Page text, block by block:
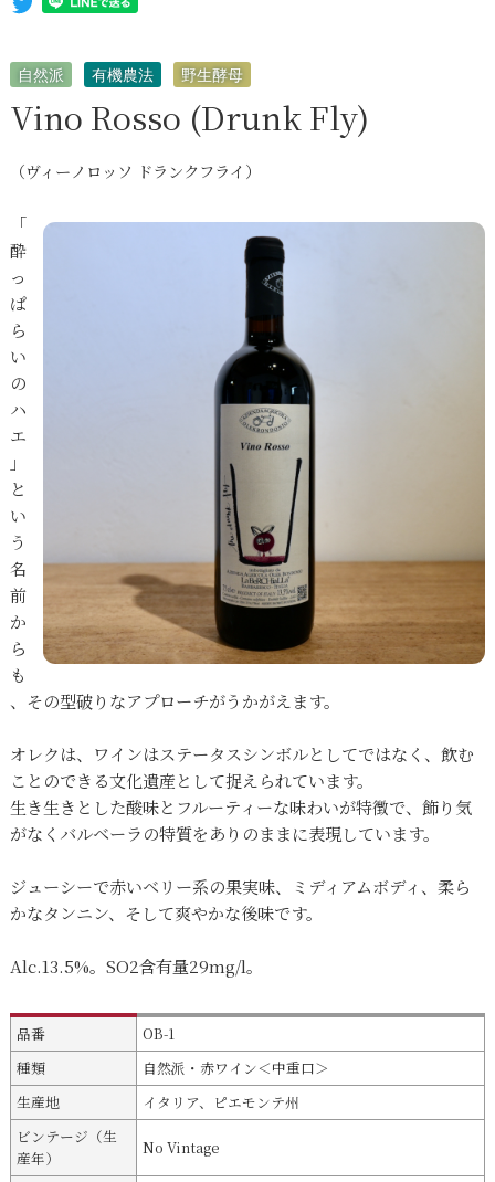
自然派 有機農法 野生酵母
Vino Rosso (Drunk Fly)
（ヴィーノロッソ ドランクフライ）
「
酔
っ
ぱ
ら
い
の
ハ
エ
」
と
い
う
名
前
か
ら
も
、その型破りなアプローチがうかがえます。
オレクは、ワインはステータスシンボルとしてではなく、飲む
ことのできる文化遺産として捉えられています。
生き生きとした酸味とフルーティーな味わいが特徴で、飾り気
がなくバルベーラの特質をありのままに表現しています。
ジューシーで赤いベリー系の果実味、ミディアムボディ、柔ら
かなタンニン、そして爽やかな後味です。
Alc.13.5%。SO2含有量29mg/l。
品番
OB-1
種類
自然派・赤ワイン＜中重口＞
生産地
イタリア、ピエモンテ州
ビンテージ（生
産年）
No Vintage